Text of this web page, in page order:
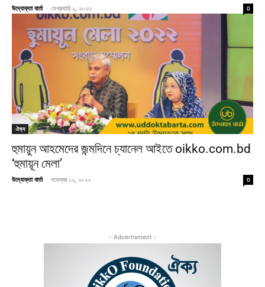
উদ্যোক্তা বার্তা - ফেব্রুয়ারি ২, ২০২৩ 0
ঐক্য
হুমায়ুন আহমেদের জন্মদিনে চ্যানেল আইতে oikko.com.bd
‘হুমায়ূন মেলা’
উদ্যোক্তা বার্তা - নভেম্বর ১২, ২০২২ 0
- Advertisment -